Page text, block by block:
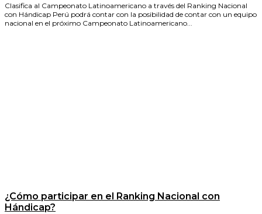
Clasifica al Campeonato Latinoamericano a través del Ranking Nacional
con Hándicap Perú podrá contar con la posibilidad de contar con un equipo
nacional en el próximo Campeonato Latinoamericano...
¿Cómo participar en el Ranking Nacional con
Hándicap?